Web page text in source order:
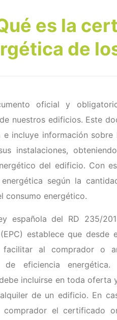
es la
de
oficial y
nuestros edificios. Este
e incluye información
instalaciones,
del edificio. Con
según la
consumo energético.
española del RD 235/
establece que
facilitar al comprador o
de eficiencia
incluirse en toda oferta
de un edificio. En
comprador el certificado